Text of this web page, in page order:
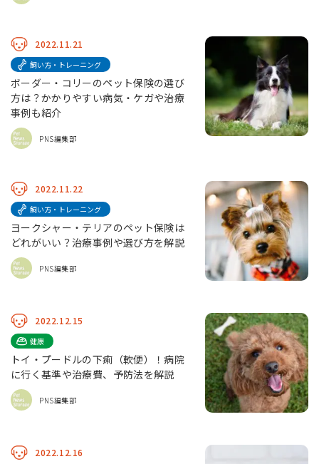
2022.11.21
飼い方・トレーニング
ボーダー・コリーのペット保険の選び
方は？かかりやすい病気・ケガや治療
事例も紹介
PNS編集部
2022.11.22
飼い方・トレーニング
ヨークシャー・テリアのペット保険は
どれがいい？治療事例や選び方を解説
PNS編集部
2022.12.15
健康
トイ・プードルの下痢（軟便）！病院
に行く基準や治療費、予防法を解説
PNS編集部
2022.12.16